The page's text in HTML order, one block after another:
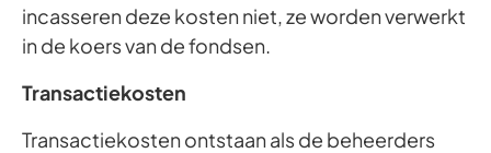
incasseren deze kosten niet, ze worden verwerkt
in de koers van de fondsen.
Transactiekosten
Transactiekosten ontstaan als de beheerders